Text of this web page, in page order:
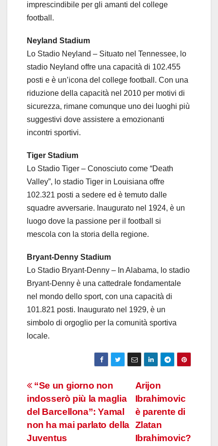
imprescindibile per gli amanti del college
football.
Neyland Stadium
Lo Stadio Neyland – Situato nel Tennessee, lo
stadio Neyland offre una capacità di 102.455
posti e è un’icona del college football. Con una
riduzione della capacità nel 2010 per motivi di
sicurezza, rimane comunque uno dei luoghi più
suggestivi dove assistere a emozionanti
incontri sportivi.
Tiger Stadium
Lo Stadio Tiger – Conosciuto come “Death
Valley”, lo stadio Tiger in Louisiana offre
102.321 posti a sedere ed è temuto dalle
squadre avversarie. Inaugurato nel 1924, è un
luogo dove la passione per il football si
mescola con la storia della regione.
Bryant-Denny Stadium
Lo Stadio Bryant-Denny – In Alabama, lo stadio
Bryant-Denny è una cattedrale fondamentale
nel mondo dello sport, con una capacità di
101.821 posti. Inaugurato nel 1929, è un
simbolo di orgoglio per la comunità sportiva
locale.
Navigazione
articoli
Arijon
Ibrahimovic
è parente di
Zlatan
Ibrahimovic?
“Se un giorno non
indosserò più la maglia
del Barcellona”: Yamal
non ha mai parlato della
Juventus